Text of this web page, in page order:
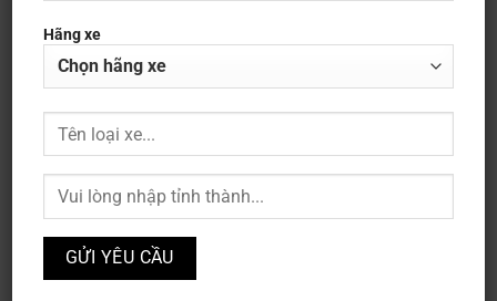
Chevrolet Bolt EV
Hãng xe